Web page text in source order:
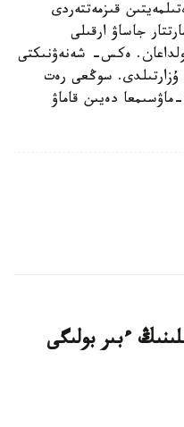
قىزمەتتەردى
جاساۋ ارقىلى
ەكس- شەنەۋنىكتى
ۇزارتىلدى. سوڭعى رەت
بيىل 21-مامىردا 2024-جىلعى 21-ماۋسىمعا دەيىن قاماۋ
ءبىر بولىگى